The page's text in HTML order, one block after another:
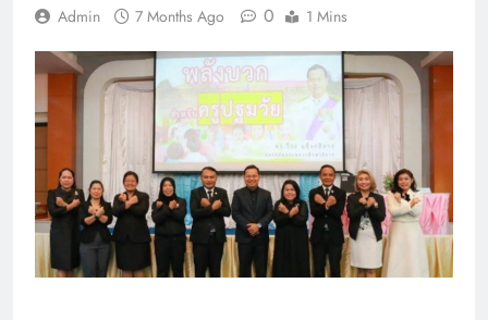
Admin 7 Months Ago 0 1 Mins